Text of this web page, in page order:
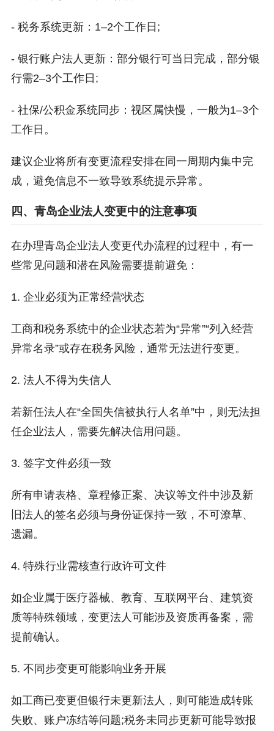
- 税务系统更新：1–2个工作日;
- 银行账户法人更新：部分银行可当日完成，部分银
行需2–3个工作日;
- 社保/公积金系统同步：视区属快慢，一般为1–3个
工作日。
建议企业将所有变更流程安排在同一周期内集中完
成，避免信息不一致导致系统提示异常。
四、青岛企业法人变更中的注意事项
在办理青岛企业法人变更代办流程的过程中，有一
些常见问题和潜在风险需要提前避免：
1. 企业必须为正常经营状态
工商和税务系统中的企业状态若为“异常”“列入经营
异常名录”或存在税务风险，通常无法进行变更。
2. 法人不得为失信人
若新任法人在“全国失信被执行人名单”中，则无法担
任企业法人，需要先解决信用问题。
3. 签字文件必须一致
所有申请表格、章程修正案、决议等文件中涉及新
旧法人的签名必须与身份证保持一致，不可潦草、
遗漏。
4. 特殊行业需核查行政许可文件
如企业属于医疗器械、教育、互联网平台、建筑资
质等特殊领域，变更法人可能涉及资质再备案，需
提前确认。
5. 不同步变更可能影响业务开展
如工商已变更但银行未更新法人，则可能造成转账
失败、账户冻结等问题;税务未同步更新可能导致报